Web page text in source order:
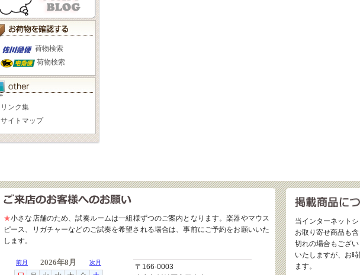
荷物検索
荷物検索
リンク集
サイトマップ
★小さな店舗のため、試奏ルームは一組様ずつのご案内となります。楽器やマウス
ピース、リガチャーなどのご試奏を希望される場合は、事前にご予約をお願いいた
します。
〒166-0003
当インターネット
お取り寄せ商品も
切れの場合もござ
いたしますが、お
ます。